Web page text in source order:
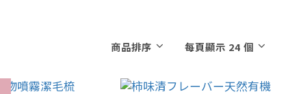
商品排序 每頁顯示 24 個